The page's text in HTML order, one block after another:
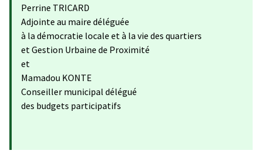
Perrine TRICARD
Adjointe au maire déléguée
à la démocratie locale et à la vie des quartiers
et Gestion Urbaine de Proximité
et
Mamadou KONTE
Conseiller municipal délégué
des budgets participatifs